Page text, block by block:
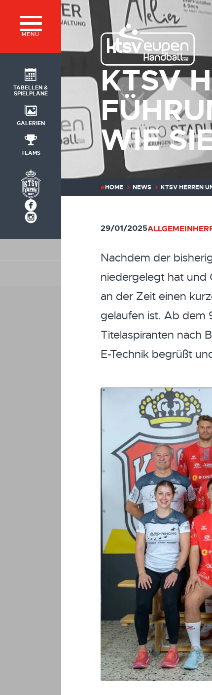
MENÜ
TABELLEN &
SPIELPLÄNE
GALERIEN
TEAMS
KTSV
WIE
HOME NEWS KTSV HERREN
29/01/2025ALLGEMEIN
Nachdem der
niedergelegt hat und
an der Zeit einen
gelaufen ist. Ab dem
Titelaspiranten nach
E-Technik begrüßt